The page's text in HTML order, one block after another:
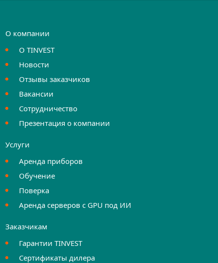
О компании
О TINVEST
Новости
Отзывы заказчиков
Вакансии
Сотрудничество
Презентация о компании
Услуги
Аренда приборов
Обучение
Поверка
Аренда серверов с GPU под ИИ
Заказчикам
Гарантии TINVEST
Сертификаты дилера